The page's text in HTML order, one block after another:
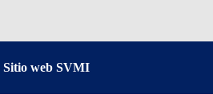
Sitio web SVMI